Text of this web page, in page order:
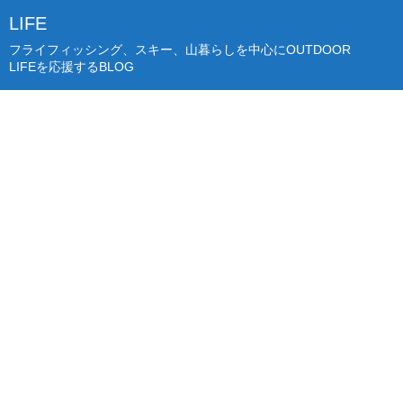
LIFE
フライフィッシング、スキー、山暮らしを中心にOUTDOOR
LIFEを応援するBLOG